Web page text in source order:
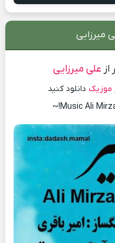
میرزایی
علی میرزایی
موزیک دانلود کنید
Music Ali